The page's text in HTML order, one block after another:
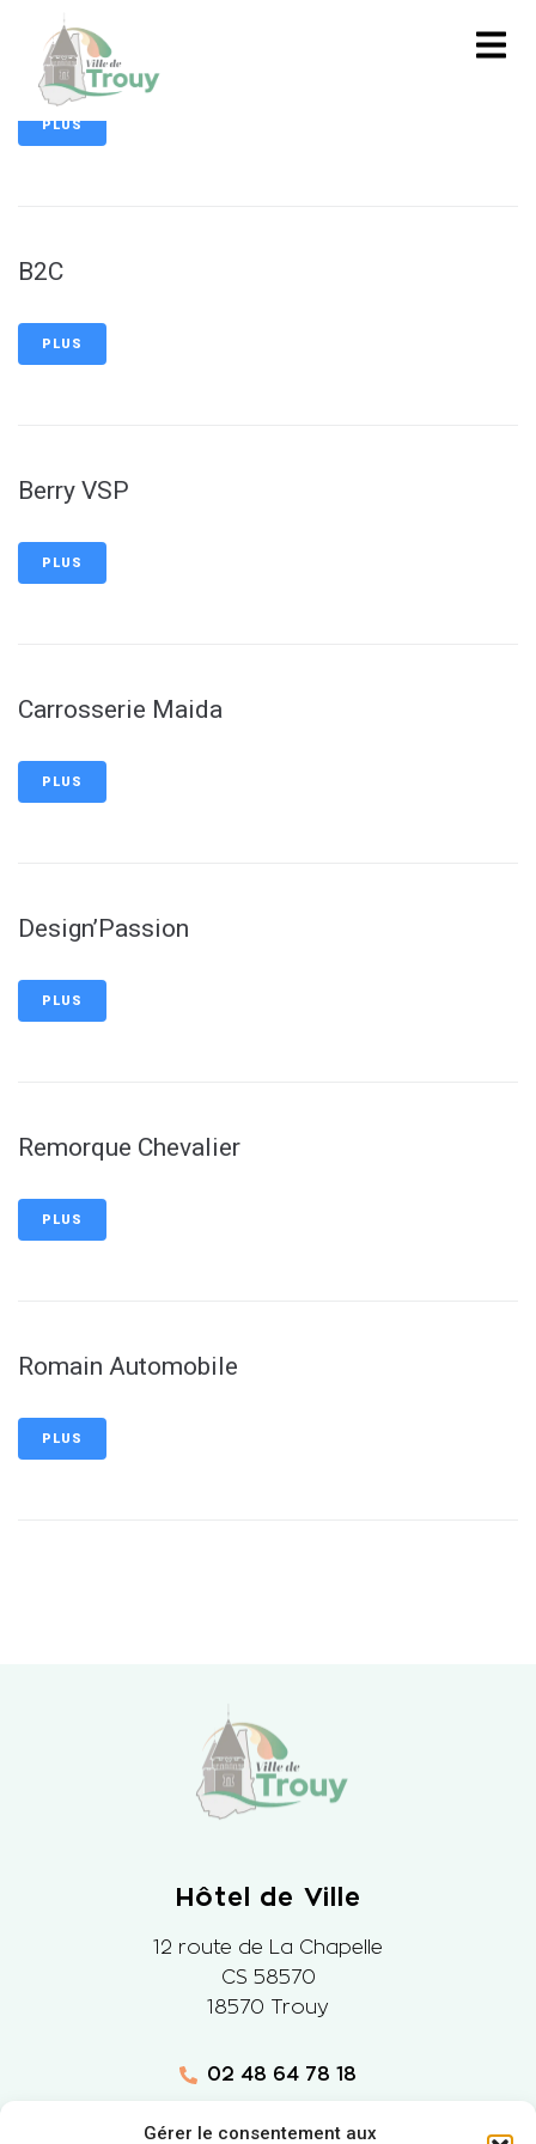
Gérer le consentement aux
principal
MOTRIO
PLUS
B2C
PLUS
Berry VSP
PLUS
Carrosserie Maida
PLUS
Design’Passion
PLUS
Remorque Chevalier
PLUS
Romain Automobile
PLUS
Hôtel de Ville
12 route de La Chapelle
CS 58570
18570 Trouy
02 48 64 78 18